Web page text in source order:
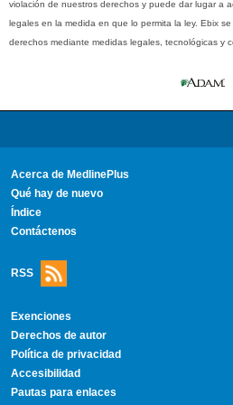
violación de nuestros derechos y puede dar lugar a
legales en la medida en que lo permita la ley. Ebix
derechos mediante medidas legales, tecnológicas y
Acerca de MedlinePlus
Qué hay de nuevo
Índice
Contáctenos
RSS
Exenciones
Derechos de autor
Política de privacidad
Accesibilidad
Pautas para enlaces